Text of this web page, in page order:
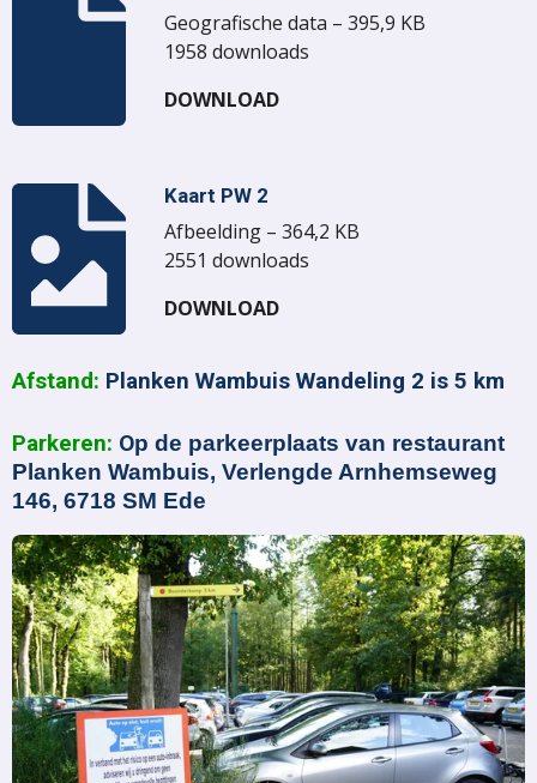
Geografische data – 395,9 KB
1958 downloads
DOWNLOAD
Kaart PW 2
Afbeelding – 364,2 KB
2551 downloads
DOWNLOAD
Afstand: Planken Wambuis Wandeling 2 is 5 km
Parkeren: Op de parkeerplaats van restaurant
Planken Wambuis, Verlengde Arnhemseweg
146, 6718 SM Ede